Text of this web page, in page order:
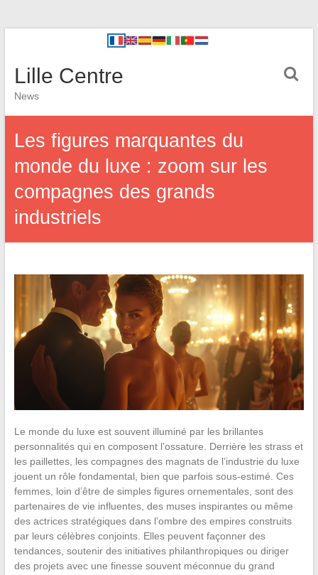
Lille Centre
News
Les figures marquantes du
monde du luxe : zoom sur les
compagnes des grands
industriels
Le monde du luxe est souvent illuminé par les brillantes
personnalités qui en composent l’ossature. Derrière les strass et
les paillettes, les compagnes des magnats de l’industrie du luxe
jouent un rôle fondamental, bien que parfois sous-estimé. Ces
femmes, loin d’être de simples figures ornementales, sont des
partenaires de vie influentes, des muses inspirantes ou même
des actrices stratégiques dans l’ombre des empires construits
par leurs célèbres conjoints. Elles peuvent façonner des
tendances, soutenir des initiatives philanthropiques ou diriger
des projets avec une finesse souvent méconnue du grand